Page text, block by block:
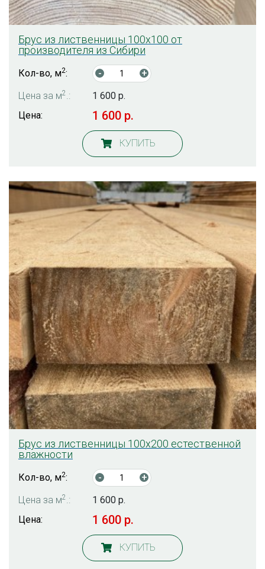
Брус из лиственницы 100х100 от
производителя из Сибири
Кол-во, м2: -
+
Цена за м2 .:
1 600 р.
Цена:
1 600 р.
КУПИТЬ
Брус из лиственницы 100х200 естественной
влажности
Кол-во, м2: -
+
Цена за м2 .:
1 600 р.
Цена:
1 600 р.
КУПИТЬ